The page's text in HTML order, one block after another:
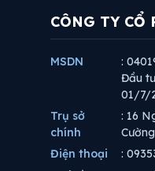
CÔNG TY CỔ
MSDN
:
Đầu
01/7/
Trụ sở
chính
: 16
Điện thoại
: